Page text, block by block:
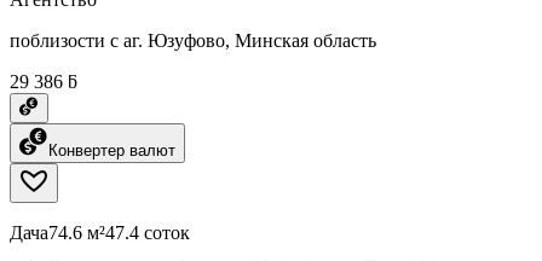
поблизости с аг. Юзуфово, Минская область
29 386 ƃ
Конвертер валют
Дача74.6 м²47.4 соток